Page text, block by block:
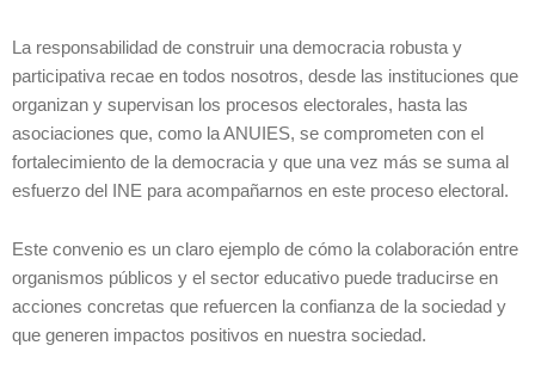
La responsabilidad de construir una democracia robusta y
participativa recae en todos nosotros, desde las instituciones que
organizan y supervisan los procesos electorales, hasta las
asociaciones que, como la ANUIES, se comprometen con el
fortalecimiento de la democracia y que una vez más se suma al
esfuerzo del INE para acompañarnos en este proceso electoral.
Este convenio es un claro ejemplo de cómo la colaboración entre
organismos públicos y el sector educativo puede traducirse en
acciones concretas que refuercen la confianza de la sociedad y
que generen impactos positivos en nuestra sociedad.